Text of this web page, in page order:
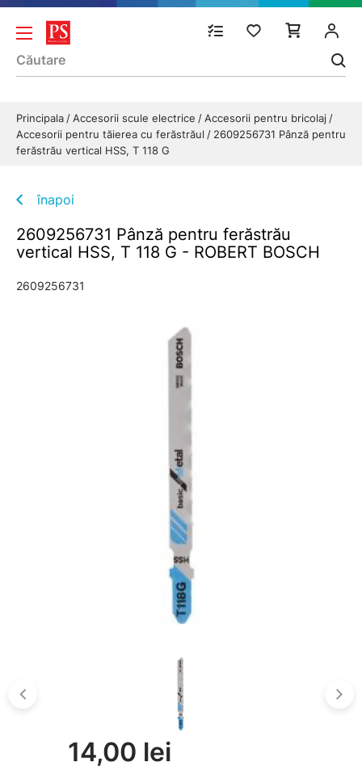
Principala Accesorii scule electrice
Accesorii pentru bricolaj
Accesorii pentru tăierea cu ferăstrăul
2609256731 Pânză pentru
ferăstrău vertical HSS, T 118 G
înapoi
2609256731 Pânză pentru ferăstrău
vertical HSS, T 118 G - ROBERT BOSCH
2609256731
14,00 lei